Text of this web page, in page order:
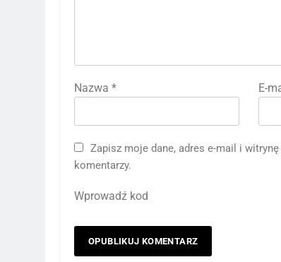
Nazwa * E-
Zapisz moje dane, adres e-mail i
komentarzy.
Wprowadź kod